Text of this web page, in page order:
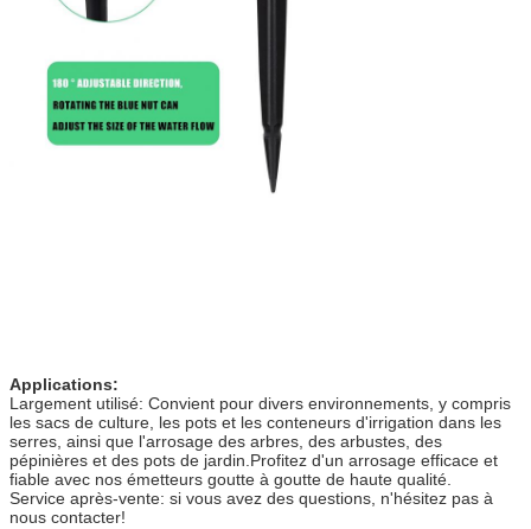
Applications:
Largement utilisé: Convient pour divers environnements, y compris
les sacs de culture, les pots et les conteneurs d'irrigation dans les
serres, ainsi que l'arrosage des arbres, des arbustes, des
pépinières et des pots de jardin.Profitez d'un arrosage efficace et
fiable avec nos émetteurs goutte à goutte de haute qualité.
Service après-vente: si vous avez des questions, n'hésitez pas à
nous contacter!